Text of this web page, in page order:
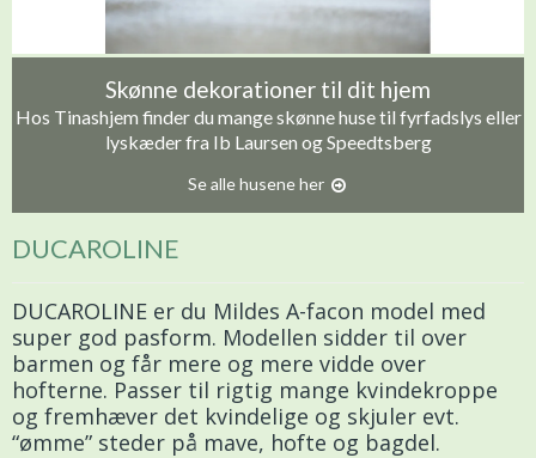
Skønne dekorationer til dit hjem
Hos Tinashjem finder du mange skønne huse til fyrfadslys eller
lyskæder fra Ib Laursen og Speedtsberg
Se alle husene her
DUCAROLINE
DUCAROLINE er du Mildes A-facon model med
super god pasform. Modellen sidder til over
barmen og får mere og mere vidde over
hofterne. Passer til rigtig mange kvindekroppe
og fremhæver det kvindelige og skjuler evt.
“ømme” steder på mave, hofte og bagdel.